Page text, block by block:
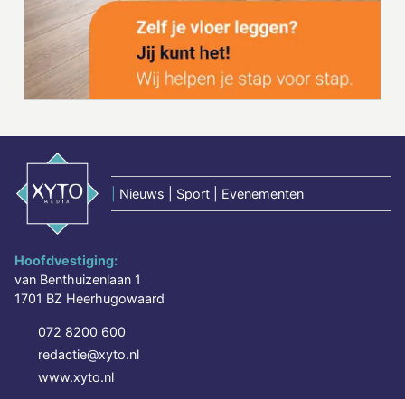
Nieuws | Sport | Evenementen
Hoofdvestiging:
van Benthuizenlaan 1
1701 BZ Heerhugowaard
072 8200 600
redactie@xyto.nl
www.xyto.nl